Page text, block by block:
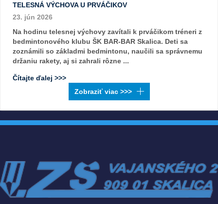
TELESNÁ VÝCHOVA U PRVÁČIKOV
23. jún 2026
Na hodinu telesnej výchovy zavítali k prváčikom tréneri z
bedmintonového klubu ŠK BAR-BAR Skalica. Deti sa
zoznámili so základmi bedmintonu, naučili sa správnemu
držaniu rakety, aj si zahrali rôzne ...
Čítajte ďalej >>>